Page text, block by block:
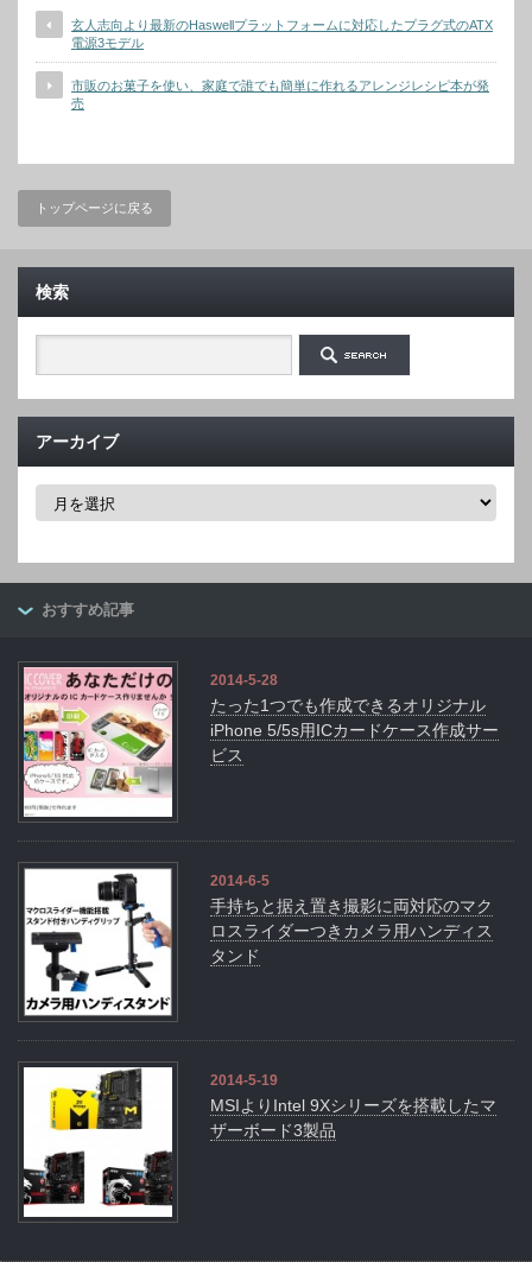
玄人志向より最新のHaswellプラットフォームに対応したプラグ式のATX
電源3モデル
市販のお菓子を使い、家庭で誰でも簡単に作れるアレンジレシピ本が発
売
トップページに戻る
検索
アーカイブ
ブ
おすすめ記事
2014-5-28
たった1つでも作成できるオリジナル
iPhone 5/5s用ICカードケース作成サー
ビス
2014-6-5
手持ちと据え置き撮影に両対応のマク
ロスライダーつきカメラ用ハンディス
タンド
2014-5-19
MSIよりIntel 9Xシリーズを搭載したマ
ザーボード3製品